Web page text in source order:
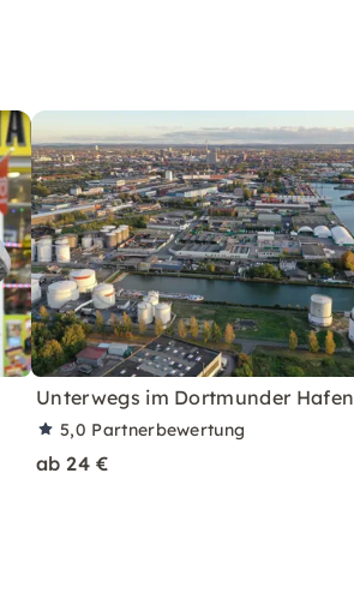
Unterwegs im Dortmunder Hafen
5,0 Partnerbewertung
ab 24 €